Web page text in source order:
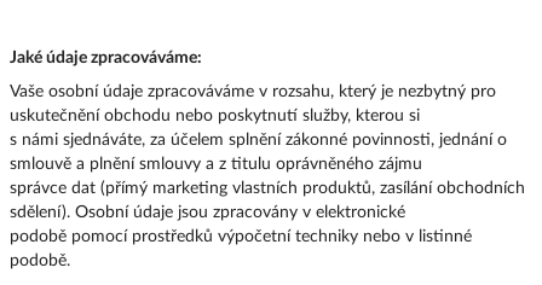
Jaké údaje zpracováváme:
Vaše osobní údaje zpracováváme v rozsahu, který je nezbytný pro
uskutečnění obchodu nebo poskytnutí služby, kterou si
s námi sjednáváte, za účelem splnění zákonné povinnosti, jednání o
smlouvě a plnění smlouvy a z titulu oprávněného zájmu
správce dat (přímý marketing vlastních produktů, zasílání obchodních
sdělení). Osobní údaje jsou zpracovány v elektronické
podobě pomocí prostředků výpočetní techniky nebo v listinné
podobě.